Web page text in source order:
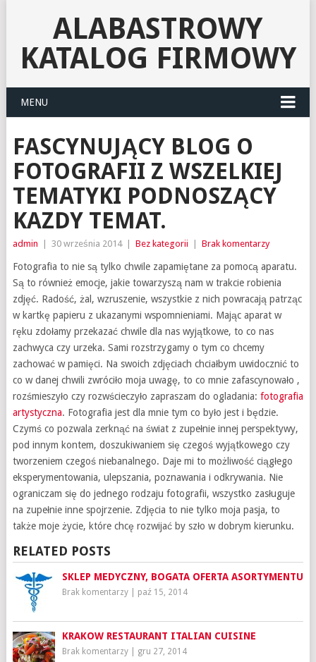
ALABASTROWY
KATALOG FIRMOWY
MENU
FASCYNUJĄCY BLOG O
FOTOGRAFII Z WSZELKIEJ
TEMATYKI PODNOSZĄCY
KAZDY TEMAT.
admin 30 września 2014 Bez kategorii Brak komentarzy
Fotografia to nie są tylko chwile zapamiętane za pomocą aparatu.
Są to również emocje, jakie towarzyszą nam w trakcie robienia
zdjęć. Radość, żal, wzruszenie, wszystkie z nich powracają patrząc
w kartkę papieru z ukazanymi wspomnieniami. Mając aparat w
ręku zdołamy przekazać chwile dla nas wyjątkowe, to co nas
zachwyca czy urzeka. Sami rozstrzygamy o tym co chcemy
zachować w pamięci. Na swoich zdjęciach chciałbym uwidocznić to
co w danej chwili zwróciło moja uwagę, to co mnie zafascynowało ,
rozśmieszyło czy rozwścieczyło zapraszam do ogladania: fotografia
artystyczna. Fotografia jest dla mnie tym co było jest i będzie.
Czymś co pozwala zerknąć na świat z zupełnie innej perspektywy,
pod innym kontem, doszukiwaniem się czegoś wyjątkowego czy
tworzeniem czegoś niebanalnego. Daje mi to możliwość ciągłego
eksperymentowania, ulepszania, poznawania i odkrywania. Nie
ograniczam się do jednego rodzaju fotografii, wszystko zasługuje
na zupełnie inne spojrzenie. Zdjęcia to nie tylko moja pasja, to
także moje życie, które chcę rozwijać by szło w dobrym kierunku.
RELATED POSTS
SKLEP MEDYCZNY, BOGATA OFERTA ASORTYMENTU
Brak komentarzy| paź 15, 2014
KRAKOW RESTAURANT ITALIAN CUISINE
Brak komentarzy| gru 27, 2014